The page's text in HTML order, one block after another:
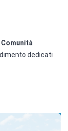
Comunità
dedicati